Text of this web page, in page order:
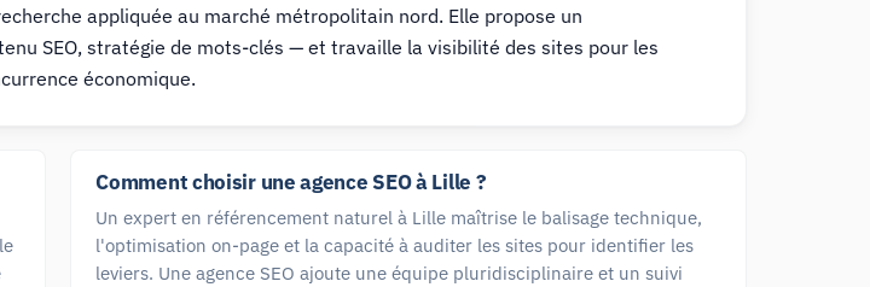
appliquée au marché métropolitain nord. Elle propose un
SEO, stratégie de mots-clés — et travaille la visibilité des sites pour les
économique.
Comment choisir une agence SEO à Lille ?
Un expert en référencement naturel à Lille maîtrise le balisage technique,
l'optimisation on-page et la capacité à auditer les sites pour identifier les
leviers. Une agence SEO ajoute une équipe pluridisciplinaire et un suivi